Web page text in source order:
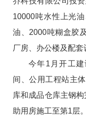
10000吨水性上光
油、2000吨糊盒胶
厂房、办公楼及配套
今年1月开工
间、公用工程站主
库和成品仓库主钢
助用房施工至第1层